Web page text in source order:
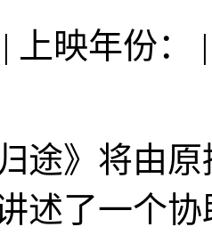
| 上映年份：
|
途》将由
述了一个